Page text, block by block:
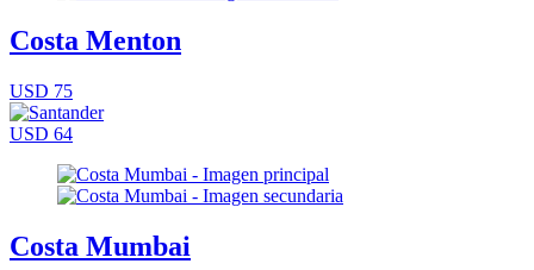
Costa Menton
USD 75
USD 64
Costa Mumbai